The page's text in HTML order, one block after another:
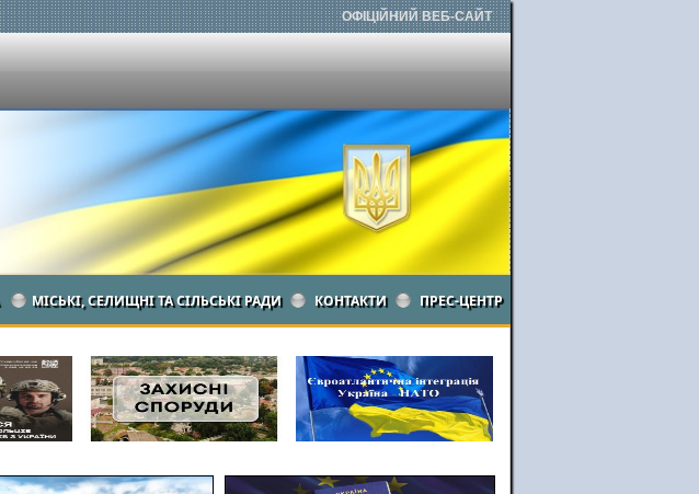
ОФІЦІЙНИЙ ВЕБ-САЙТ
МІСЬКІ, СЕЛИЩНІ ТА СІЛЬСЬКІ РАДИ КОНТАКТИ ПРЕС-ЦЕНТР